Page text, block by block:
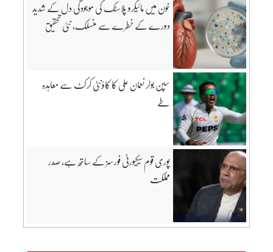
خون میں مائیکرو پلاسٹک کی موجودگی دل کے شدید
دورے کے خطرے سے منسلک، نئی تحقیق
سپن بولر نعمان علی کا کاؤنٹی کرکٹ سے معاہدہ
طے
پوری قوم سیکیورٹی فورسز کے ساتھ ہے، صدر
مملکت